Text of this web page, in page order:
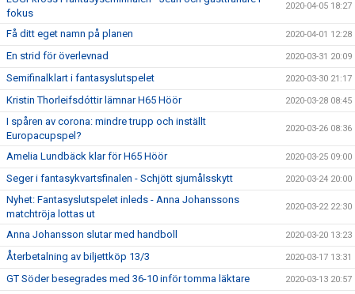
fokus
2020-04-05 18:27
Få ditt eget namn på planen 2020-04-01 12:28
En strid för överlevnad 2020-03-31 20:09
Semifinalklart i fantasyslutspelet 2020-03-30 21:17
Kristin Thorleifsdóttir lämnar H65 Höör 2020-03-28 08:45
I spåren av corona: mindre trupp och inställt
Europacupspel?
2020-03-26 08:36
Amelia Lundbäck klar för H65 Höör 2020-03-25 09:00
Seger i fantasykvartsfinalen - Schjött sjumålsskytt 2020-03-24 20:00
Nyhet: Fantasyslutspelet inleds - Anna Johanssons
matchtröja lottas ut
2020-03-22 22:30
Anna Johansson slutar med handboll 2020-03-20 13:23
Återbetalning av biljettköp 13/3 2020-03-17 13:31
GT Söder besegrades med 36-10 inför tomma läktare 2020-03-13 20:57